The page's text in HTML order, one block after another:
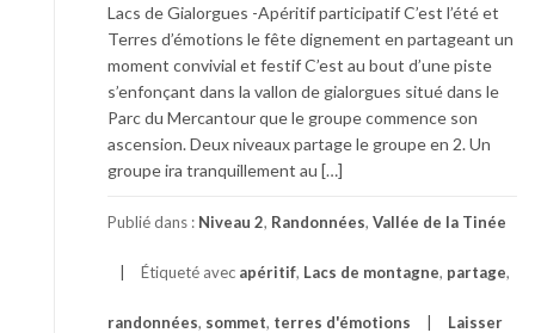
Lacs de Gialorgues -Apéritif participatif C’est l’été et
Terres d’émotions le fête dignement en partageant un
moment convivial et festif C’est au bout d’une piste
s’enfonçant dans la vallon de gialorgues situé dans le
Parc du Mercantour que le groupe commence son
ascension. Deux niveaux partage le groupe en 2. Un
groupe ira tranquillement au […]
Publié dans : Niveau 2, Randonnées, Vallée de la Tinée
Étiqueté avec apéritif, Lacs de montagne, partage,
randonnées, sommet, terres d'émotions Laisser